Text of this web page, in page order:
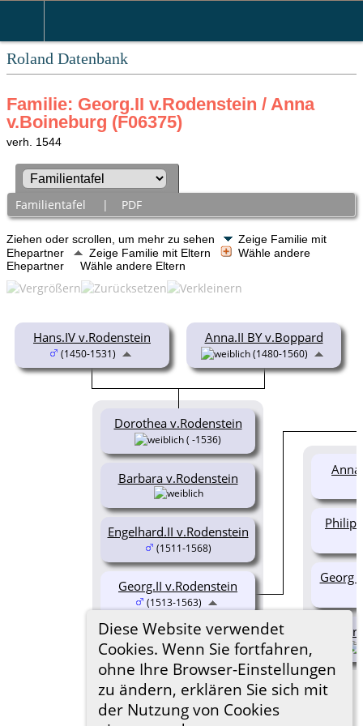
Roland Datenbank
Diese Website verwendet
Cookies. Wenn Sie fortfahren,
ohne Ihre Browser-Einstellungen
zu ändern, erklären Sie sich mit
der Nutzung von Cookies
Familie: Georg.II v.Rodenstein / Anna
v.Boineburg (F06375)
verh. 1544
Familientafel | PDF
Ziehen oder scrollen, um mehr zu sehen
Zeige Familie mit
Ehepartner
Zeige Familie mit Eltern
Wähle andere
Ehepartner
Wähle andere Eltern
Hans.IV v.Rodenstein
(1450-1531)
Anna.II BY v.Boppard
(1480-1560)
Dorothea v.Rodenstein
( -1536)
Barbara v.Rodenstein
Engelhard.II v.Rodenstein
(1511-1568)
Hans.VI v.Rodenstein
(1514-1580)
Georg.II v.Rodenstein
(1513-1563)
Georg